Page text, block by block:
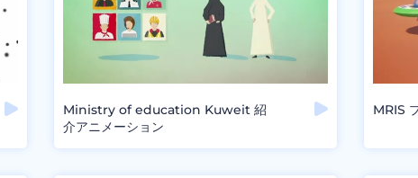
Ministry of education Kuweit 紹
介アニメーション
MRIS